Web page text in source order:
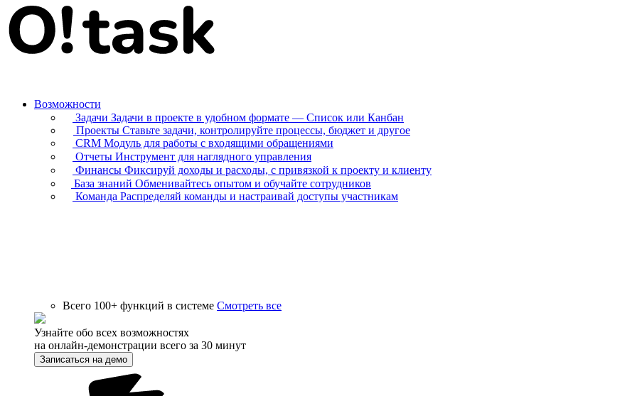
Возможности
Задачи Задачи в проекте в удобном формате — Список или Канбан
Проекты Ставьте задачи, контролируйте процессы, бюджет и другое
CRM Модуль для работы с входящими обращениями
Отчеты Инструмент для наглядного управления
Финансы Фиксируй доходы и расходы, с привязкой к проекту и клиенту
База знаний Обменивайтесь опытом и обучайте сотрудников
Команда Распределяй команды и настраивай доступы участникам
Всего 100+ функций в системе Смотреть все
Узнайте обо всех возможностях
на онлайн-демонстрации всего за 30 минут
Записаться на демо